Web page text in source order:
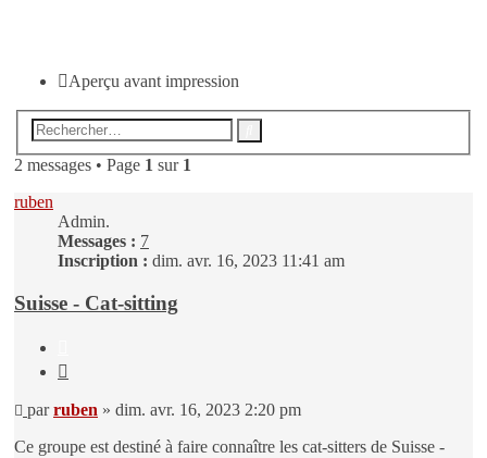
Aperçu avant impression
2 messages • Page 1 sur 1
ruben
Admin.
Messages : 7
Inscription : dim. avr. 16, 2023 11:41 am
Suisse - Cat-sitting
Message
parruben » dim. avr. 16, 2023 2:20 pm
Ce groupe est destiné à faire connaître les cat-sitters de Suisse -